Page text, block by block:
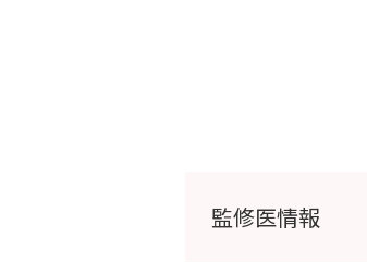
監修医情報